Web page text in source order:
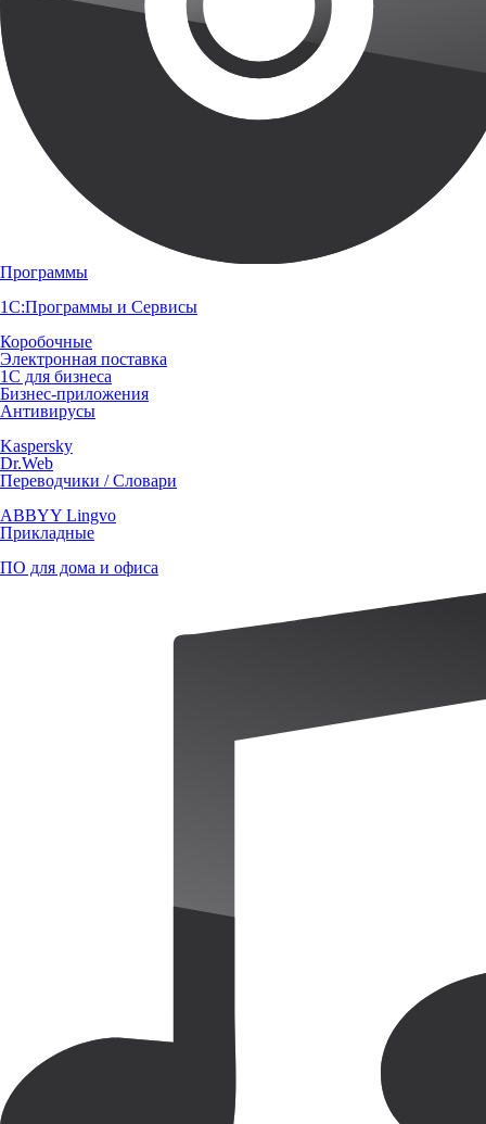
Программы
1С:Программы и Сервисы
Коробочные
Электронная поставка
1С для бизнеса
Бизнес-приложения
Антивирусы
Kaspersky
Dr.Web
Переводчики / Словари
ABBYY Lingvo
Прикладные
ПО для дома и офиса